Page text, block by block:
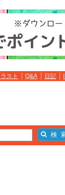
スト Q&A 日記